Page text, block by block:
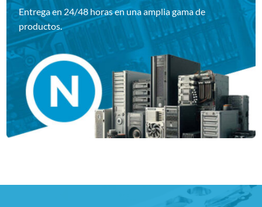
Entrega en 24/48 horas en una amplia gama de
productos.